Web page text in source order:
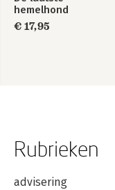
hemelhond
€ 17,95
Rubrieken
advisering